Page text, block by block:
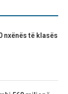
nxënës të klasës